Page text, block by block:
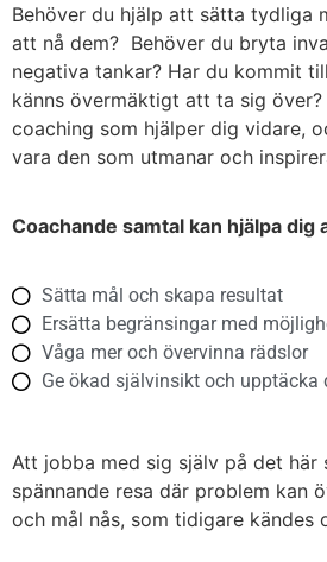
Behöver du hjälp att sätta tydliga
att nå dem? Behöver du bryta
negativa tankar? Har du kommit
känns övermäktigt att ta sig
coaching som hjälper dig vidare,
vara den som utmanar och
Coachande samtal kan hjälpa dig
Sätta mål och skapa resultat
Ersätta begränsingar med
Våga mer och övervinna rädslor
Ge ökad självinsikt och upptäcka
Att jobba med sig själv på det här
spännande resa där problem kan
och mål nås, som tidigare kändes